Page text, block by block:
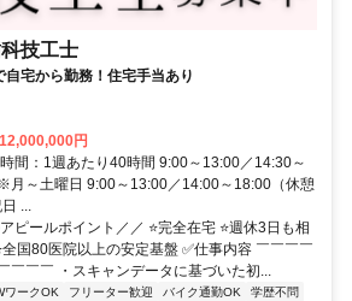
技工士
宅から勤務！住宅手当あり
円
間：1週あたり40時間 9:00～13:00／14:30～
月～土曜日 9:00～13:00／14:00～18:00（休憩
...
ピールポイント／／ ⭐完全在宅 ⭐週休3日も相
全国80医院以上の安定基盤 ✅仕事内容 ￣￣￣￣
￣￣￣ ・スキャンデータに基づいた初...
ワークOK フリーター歓迎 バイク通勤OK
学歴不問